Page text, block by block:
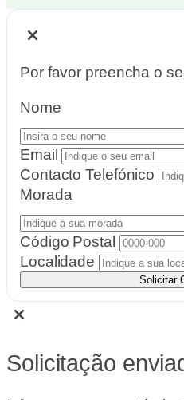
Por favor preencha o
Nome
Email
Contacto Telefónico
Morada
Código Postal
Localidade
Solicitar
Solicitação